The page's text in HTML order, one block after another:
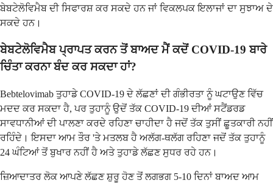
ਬੇਬਟੇਲੋਵਿਮੈਬ ਦੀ ਸਿਫਾਰਸ਼ ਕਰ ਸਕਦੇ ਹਨ ਜਾਂ ਵਿਕਲਪਕ ਇਲਾਜਾਂ ਦਾ ਸੁਝਾਅ ਦੇ
ਸਕਦੇ ਹਨ।
ਬੇਬਟੇਲੋਵਿਮੈਬ ਪ੍ਰਾਪਤ ਕਰਨ ਤੋਂ ਬਾਅਦ ਮੈਂ ਕਦੋਂ COVID-19 ਬਾਰੇ
ਚਿੰਤਾ ਕਰਨਾ ਬੰਦ ਕਰ ਸਕਦਾ ਹਾਂ?
Bebtelovimab ਤੁਹਾਡੇ COVID-19 ਦੇ ਲੱਛਣਾਂ ਦੀ ਗੰਭੀਰਤਾ ਨੂੰ ਘਟਾਉਣ ਵਿੱਚ
ਮਦਦ ਕਰ ਸਕਦਾ ਹੈ, ਪਰ ਤੁਹਾਨੂੰ ਉਦੋਂ ਤੱਕ COVID-19 ਦੀਆਂ ਸਟੈਂਡਰਡ
ਸਾਵਧਾਨੀਆਂ ਦੀ ਪਾਲਣਾ ਕਰਦੇ ਰਹਿਣਾ ਚਾਹੀਦਾ ਹੈ ਜਦੋਂ ਤੱਕ ਤੁਸੀਂ ਛੂਤਕਾਰੀ ਨਹੀਂ
ਰਹਿੰਦੇ। ਇਸਦਾ ਆਮ ਤੌਰ 'ਤੇ ਮਤਲਬ ਹੈ ਅਲੱਗ-ਥਲੱਗ ਰਹਿਣਾ ਜਦੋਂ ਤੱਕ ਤੁਹਾਨੂੰ
24 ਘੰਟਿਆਂ ਤੋਂ ਬੁਖਾਰ ਨਹੀਂ ਹੈ ਅਤੇ ਤੁਹਾਡੇ ਲੱਛਣ ਸੁਧਰ ਰਹੇ ਹਨ।
ਜ਼ਿਆਦਾਤਰ ਲੋਕ ਆਪਣੇ ਲੱਛਣ ਸ਼ੁਰੂ ਹੋਣ ਤੋਂ ਲਗਭਗ 5-10 ਦਿਨਾਂ ਬਾਅਦ ਆਮ